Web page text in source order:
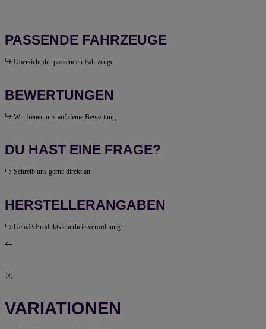
PASSENDE FAHRZEUGE
Übersicht der passenden Fahrzeuge
BEWERTUNGEN
Wir freuen uns auf deine Bewertung
DU HAST EINE FRAGE?
Schreib uns gerne direkt an
HERSTELLERANGABEN
Gemäß Produktsicherheitsverordnung
VARIATIONEN